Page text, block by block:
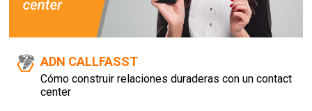
ADN CALLFASST
Cómo construir relaciones duraderas con un contact
center